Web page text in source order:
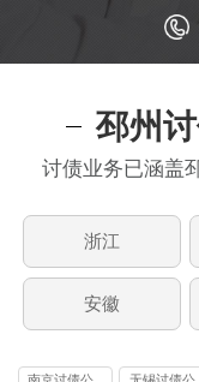
邳州
讨债业务已涵盖
浙江
安徽